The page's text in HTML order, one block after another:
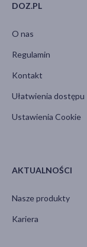
DOZ.PL
O nas
Regulamin
Kontakt
Ułatwienia dostępu
Ustawienia Cookie
AKTUALNOŚCI
Nasze produkty
Kariera